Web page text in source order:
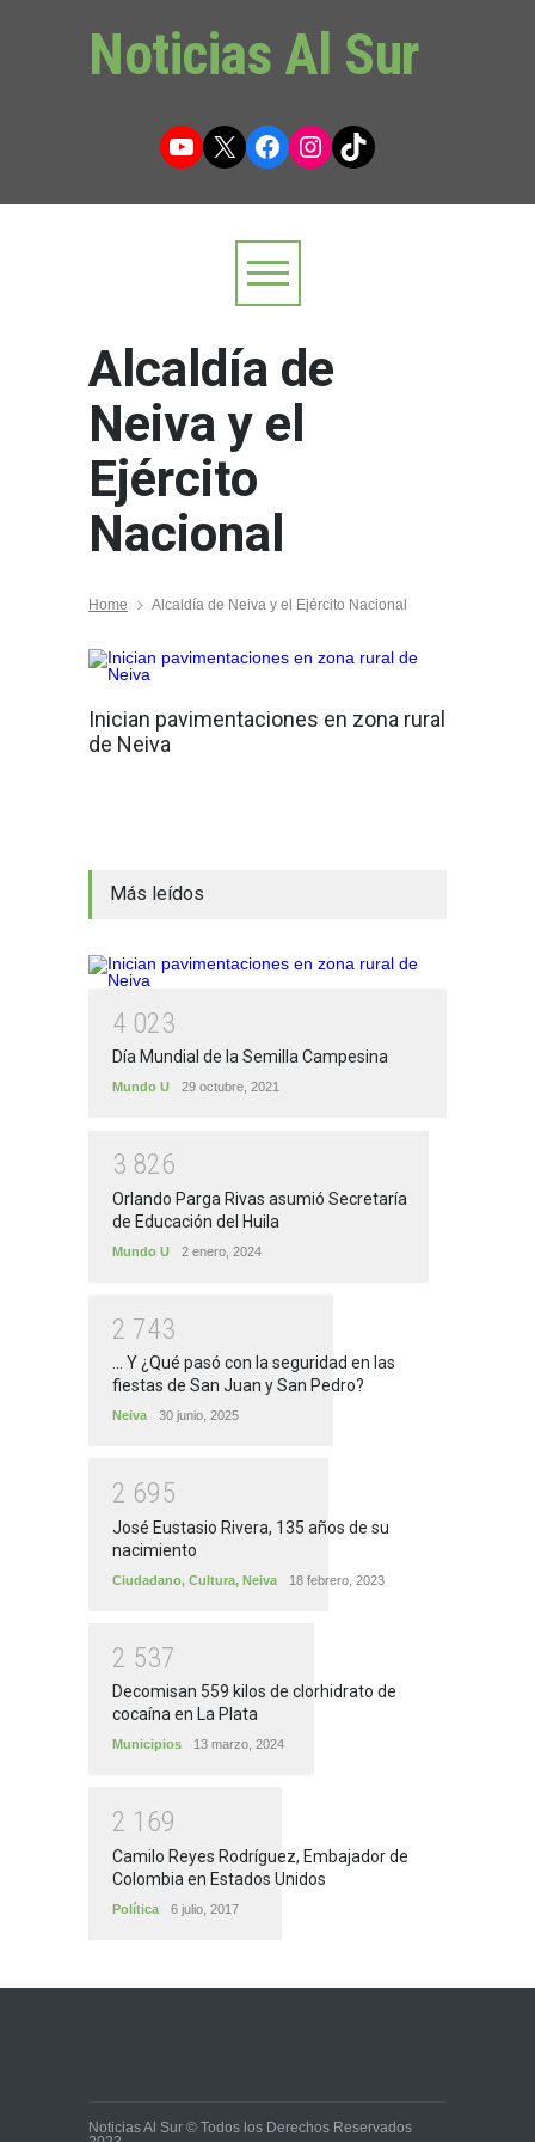
Noticias Al Sur
YouTube
X Facebook
Instagram
TikTok
Alcaldía de
Neiva y el
Ejército
Nacional
Home Alcaldía de Neiva y el Ejército Nacional
Inician pavimentaciones en zona rural
de Neiva
Más leídos
4 023
Día Mundial de la Semilla Campesina
Mundo U 29 octubre, 2021
3 826
Orlando Parga Rivas asumió Secretaría
de Educación del Huila
Mundo U 2 enero, 2024
2 743
... Y ¿Qué pasó con la seguridad en las
fiestas de San Juan y San Pedro?
Neiva 30 junio, 2025
2 695
José Eustasio Rivera, 135 años de su
nacimiento
Ciudadano, Cultura, Neiva 18 febrero, 2023
2 537
Decomisan 559 kilos de clorhidrato de
cocaína en La Plata
Municipios 13 marzo, 2024
2 1 69
Camilo Reyes Rodríguez, Embajador de
Colombia en Estados Unidos
Política 6 julio, 2017
Noticias Al Sur © Todos los Derechos Reservados